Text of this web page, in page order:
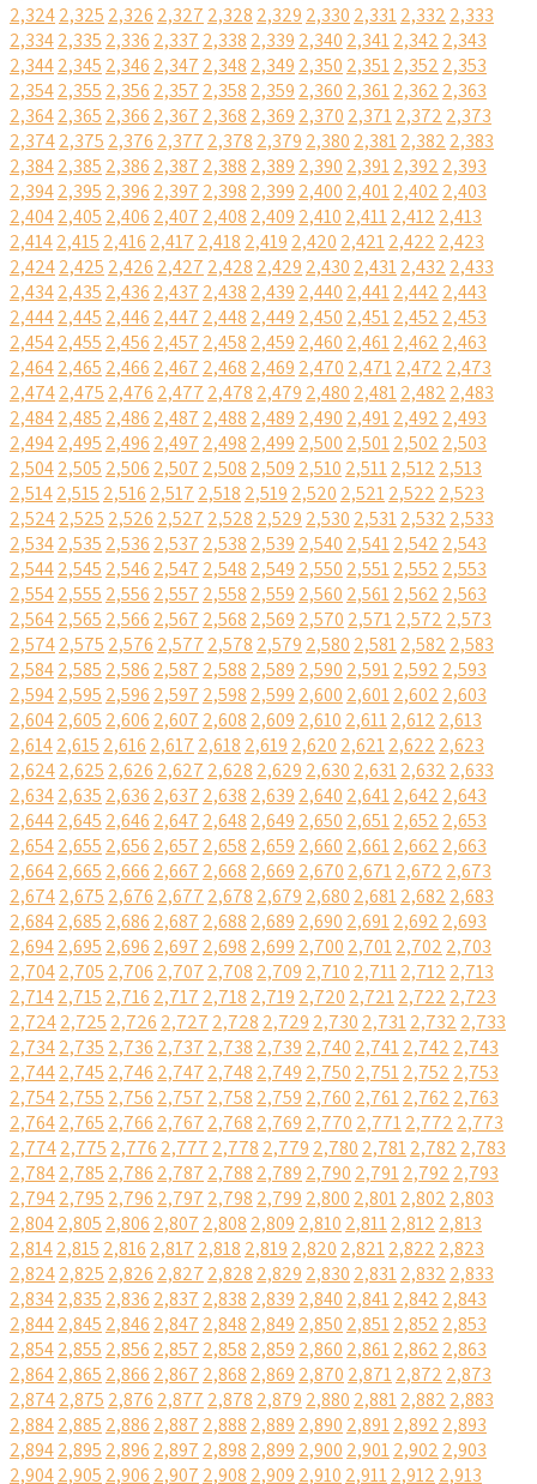
2,3242,325 2,326 2,327 2,328 2,329 2,330 2,3312,332 2,333
2,3342,335 2,336 2,337 2,338 2,339 2,340 2,3412,342 2,343
2,3442,345 2,346 2,347 2,348 2,349 2,350 2,3512,352 2,353
2,3542,355 2,356 2,357 2,358 2,359 2,360 2,3612,362 2,363
2,3642,365 2,366 2,367 2,368 2,369 2,370 2,3712,372 2,373
2,3742,375 2,376 2,377 2,378 2,379 2,380 2,3812,382 2,383
2,3842,385 2,386 2,387 2,388 2,389 2,390 2,3912,392 2,393
2,3942,395 2,396 2,397 2,398 2,399 2,400 2,4012,402 2,403
2,4042,405 2,406 2,407 2,408 2,409 2,410 2,4112,412 2,413
2,4142,415 2,416 2,417 2,418 2,419 2,420 2,4212,422 2,423
2,4242,425 2,426 2,427 2,428 2,429 2,430 2,4312,432 2,433
2,4342,435 2,436 2,437 2,438 2,439 2,440 2,4412,442 2,443
2,4442,445 2,446 2,447 2,448 2,449 2,450 2,4512,452 2,453
2,4542,455 2,456 2,457 2,458 2,459 2,460 2,4612,462 2,463
2,4642,465 2,466 2,467 2,468 2,469 2,470 2,4712,472 2,473
2,4742,475 2,476 2,477 2,478 2,479 2,480 2,4812,482 2,483
2,4842,485 2,486 2,487 2,488 2,489 2,490 2,4912,492 2,493
2,4942,495 2,496 2,497 2,498 2,499 2,500 2,5012,502 2,503
2,5042,505 2,506 2,507 2,508 2,509 2,510 2,5112,512 2,513
2,5142,515 2,516 2,517 2,518 2,519 2,520 2,5212,522 2,523
2,5242,525 2,526 2,527 2,528 2,529 2,530 2,5312,532 2,533
2,5342,535 2,536 2,537 2,538 2,539 2,540 2,5412,542 2,543
2,5442,545 2,546 2,547 2,548 2,549 2,550 2,5512,552 2,553
2,5542,555 2,556 2,557 2,558 2,559 2,560 2,5612,562 2,563
2,5642,565 2,566 2,567 2,568 2,569 2,570 2,5712,572 2,573
2,5742,575 2,576 2,577 2,578 2,579 2,580 2,5812,582 2,583
2,5842,585 2,586 2,587 2,588 2,589 2,590 2,5912,592 2,593
2,5942,595 2,596 2,597 2,598 2,599 2,600 2,6012,602 2,603
2,6042,605 2,606 2,607 2,608 2,609 2,610 2,6112,612 2,613
2,6142,615 2,616 2,617 2,618 2,619 2,620 2,6212,622 2,623
2,6242,625 2,626 2,627 2,628 2,629 2,630 2,6312,632 2,633
2,6342,635 2,636 2,637 2,638 2,639 2,640 2,6412,642 2,643
2,6442,645 2,646 2,647 2,648 2,649 2,650 2,6512,652 2,653
2,6542,655 2,656 2,657 2,658 2,659 2,660 2,6612,662 2,663
2,6642,665 2,666 2,667 2,668 2,669 2,670 2,6712,672 2,673
2,6742,675 2,676 2,677 2,678 2,679 2,680 2,6812,682 2,683
2,6842,685 2,686 2,687 2,688 2,689 2,690 2,6912,692 2,693
2,6942,695 2,696 2,697 2,698 2,699 2,700 2,7012,702 2,703
2,7042,705 2,706 2,707 2,708 2,709 2,710 2,7112,712 2,713
2,7142,715 2,716 2,717 2,718 2,719 2,720 2,7212,722 2,723
2,7242,725 2,726 2,727 2,728 2,729 2,730 2,7312,732 2,733
2,7342,735 2,736 2,737 2,738 2,739 2,740 2,7412,742 2,743
2,7442,745 2,746 2,747 2,748 2,749 2,750 2,7512,752 2,753
2,7542,755 2,756 2,757 2,758 2,759 2,760 2,7612,762 2,763
2,7642,765 2,766 2,767 2,768 2,769 2,770 2,7712,772 2,773
2,7742,775 2,776 2,777 2,778 2,779 2,780 2,7812,782 2,783
2,7842,785 2,786 2,787 2,788 2,789 2,790 2,7912,792 2,793
2,7942,795 2,796 2,797 2,798 2,799 2,800 2,8012,802 2,803
2,8042,805 2,806 2,807 2,808 2,809 2,810 2,8112,812 2,813
2,8142,815 2,816 2,817 2,818 2,819 2,820 2,8212,822 2,823
2,8242,825 2,826 2,827 2,828 2,829 2,830 2,8312,832 2,833
2,8342,835 2,836 2,837 2,838 2,839 2,840 2,8412,842 2,843
2,8442,845 2,846 2,847 2,848 2,849 2,850 2,8512,852 2,853
2,8542,855 2,856 2,857 2,858 2,859 2,860 2,8612,862 2,863
2,8642,865 2,866 2,867 2,868 2,869 2,870 2,8712,872 2,873
2,8742,875 2,876 2,877 2,878 2,879 2,880 2,8812,882 2,883
2,8842,885 2,886 2,887 2,888 2,889 2,890 2,8912,892 2,893
2,8942,895 2,896 2,897 2,898 2,899 2,900 2,9012,902 2,903
2,9042,905 2,906 2,907 2,908 2,909 2,910 2,9112,912 2,913